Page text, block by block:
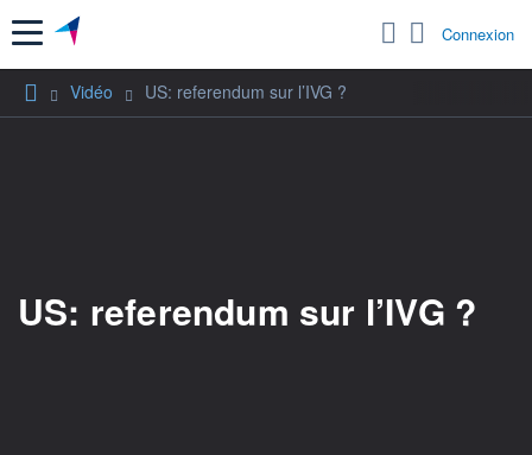
Menu Connexion
Vidéo US: referendum sur l’IVG ?
US: referendum sur l’IVG ?